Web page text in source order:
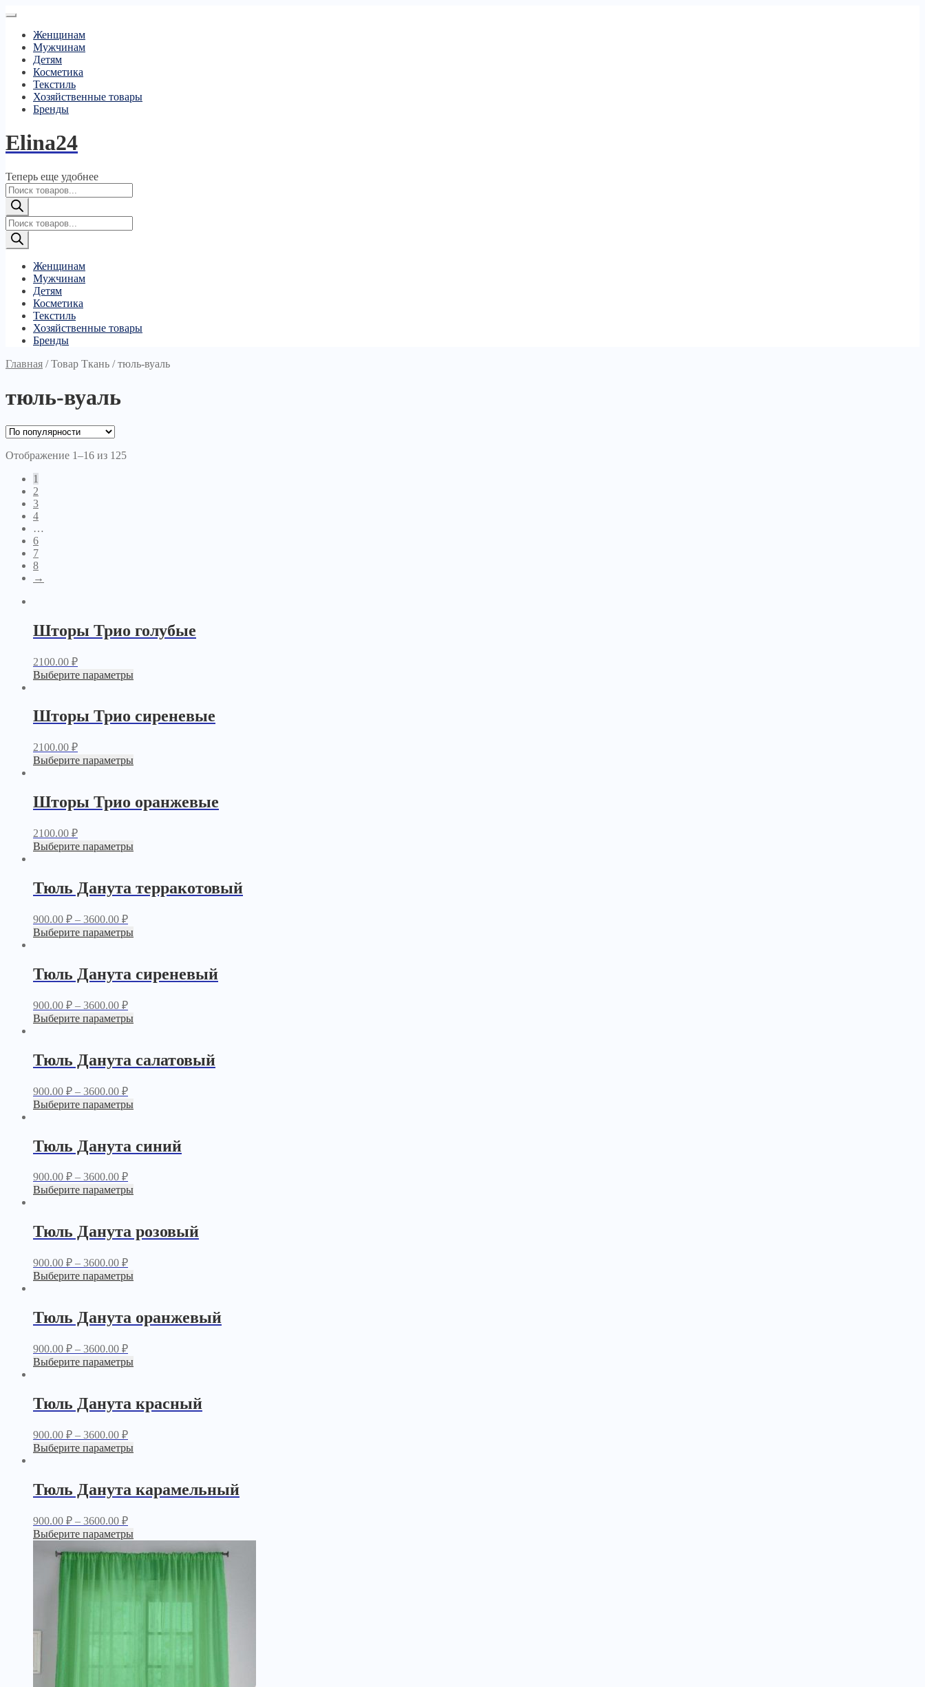
Женщинам
Мужчинам
Детям
Косметика
Текстиль
Хозяйственные товары
Бренды
Elina24
Теперь еще удобнее
Поиск
товаров
Поиск
товаров
Женщинам
Мужчинам
Детям
Косметика
Текстиль
Хозяйственные товары
Бренды
Главная /Товар Ткань /тюль-вуаль
тюль-вуаль
Отображение 1–16 из 125
1
2
3
4
…
6
7
8
→
Шторы Трио голубые
2100.00 ₽
Выберите параметры
Шторы Трио сиреневые
2100.00 ₽
Выберите параметры
Шторы Трио оранжевые
2100.00 ₽
Выберите параметры
Тюль Данута терракотовый
900.00 ₽ – 3600.00 ₽
Выберите параметры
Тюль Данута сиреневый
900.00 ₽ – 3600.00 ₽
Выберите параметры
Тюль Данута салатовый
900.00 ₽ – 3600.00 ₽
Выберите параметры
Тюль Данута синий
900.00 ₽ – 3600.00 ₽
Выберите параметры
Тюль Данута розовый
900.00 ₽ – 3600.00 ₽
Выберите параметры
Тюль Данута оранжевый
900.00 ₽ – 3600.00 ₽
Выберите параметры
Тюль Данута красный
900.00 ₽ – 3600.00 ₽
Выберите параметры
Тюль Данута карамельный
900.00 ₽ – 3600.00 ₽
Выберите параметры